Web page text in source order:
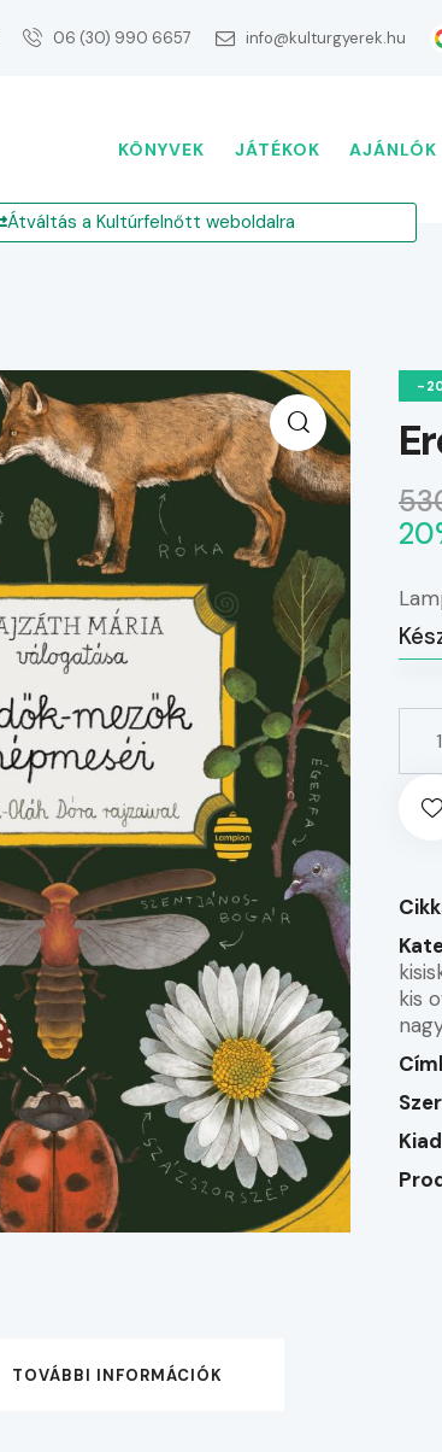
06 (30) 990 6657 info@kulturgyerek.hu
KÖNYVEK JÁTÉKOK AJÁNLÓK
Átváltás a Kultúrfelnőtt weboldalra
-
kis
TOVÁBBI INFORMÁCIÓK